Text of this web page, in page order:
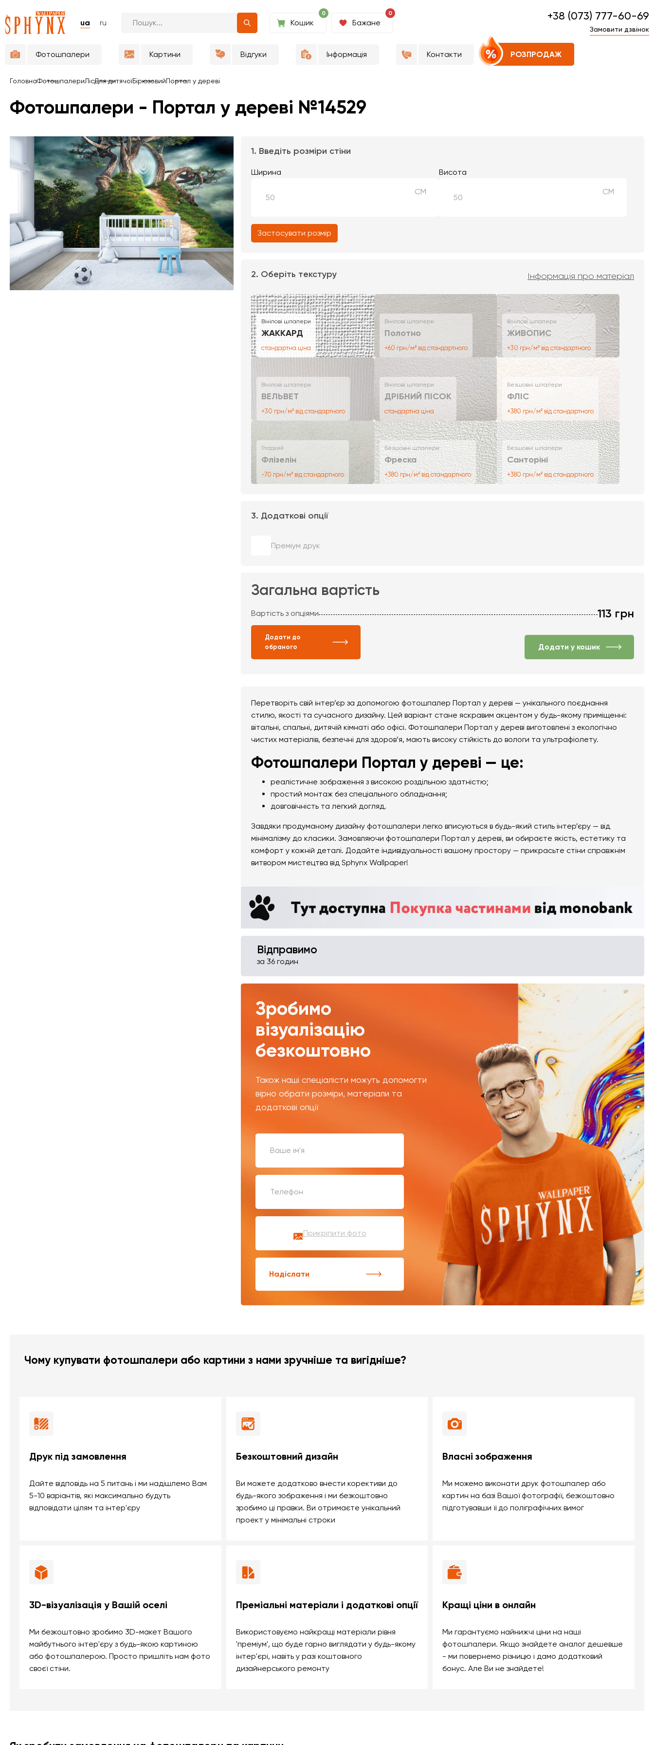
ua ru
0
Кошик
0
Бажане
+38 (073) 777-60-69
Замовити дзвінок
Фотошпалери Картини Відгуки Інформація Контакти РОЗПРОДАЖ
ГоловнаФотошпалериЛісДля дитячоїБірюзовийПортал у дереві
Фотошпалери - Портал у дереві №14529
1. Введіть розміри стіни
Ширина
СМ
Висота
СМ
Застосувати розмір
2. Оберіть текстуру Інформація про матеріал
Вінілові шпалери
ЖАККАРД
стандартна ціна
Вінілові шпалери
Полотно
+60 грн/м² від стандартного
Вінілові шпалери
ЖИВОПИС
+30 грн/м² від стандартного
Вінілові шпалери
ВЕЛЬВЕТ
+30 грн/м² від стандартного
Вінілові шпалери
ДРІБНИЙ ПІСОК
стандартна ціна
Безшовні шпалери
ФЛІС
+380 грн/м² від стандартного
Гладкий
Флізелін
-70 грн/м² від стандартного
Безшовні шпалери
Фреска
+380 грн/м² від стандартного
Безшовні шпалери
Санторіні
+380 грн/м² від стандартного
3. Додаткові опції
Преміум друк
Загальна вартість
Вартість з опціями 113 грн
Додати до
обраного
Додати у кошик
Перетворіть свій інтер’єр за допомогою фотошпалер Портал у дереві — унікального поєднання
стилю, якості та сучасного дизайну. Цей варіант стане яскравим акцентом у будь-якому приміщенні:
вітальні, спальні, дитячій кімнаті або офісі. Фотошпалери Портал у дереві виготовлені з екологічно
чистих матеріалів, безпечні для здоров’я, мають високу стійкість до вологи та ультрафіолету.
Фотошпалери Портал у дереві — це:
реалістичне зображення з високою роздільною здатністю;
простий монтаж без спеціального обладнання;
довговічність та легкий догляд.
Завдяки продуманому дизайну фотошпалери легко вписуються в будь-який стиль інтер’єру — від
мінімалізму до класики. Замовляючи фотошпалери Портал у дереві, ви обираєте якість, естетику та
комфорт у кожній деталі. Додайте індивідуальності вашому простору — прикрасьте стіни справжнім
витвором мистецтва від Sphynx Wallpaper!
Відправимо
за 36 годин
Зробимо
візуалізацію
безкоштовно
Також наші спеціалісти можуть допомогти
вірно обрати розміри, матеріали та
додаткові опції
Прикріпити фото
Надіслати
Чому купувати фотошпалери або картини з нами зручніше та вигідніше?
Друк під замовлення
Дайте відповідь на 5 питань і ми надішлемо Вам
5-10 варіантів, які максимально будуть
відповідати цілям та інтер'єру
Безкоштовний дизайн
Ви можете додатково внести корективи до
будь-якого зображення і ми безкоштовно
зробимо ці правки. Ви отримаєте унікальний
проект у мінімальні строки
Власні зображення
Ми можемо виконати друк фотошпалер або
картин на базі Вашої фотографії, безкоштовно
підготувавши її до поліграфічних вимог
3D-візуалізація у Вашій оселі
Ми безкоштовно зробимо 3D-макет Вашого
майбутнього інтер'єру з будь-якою картиною
або фотошпалерою. Просто пришліть нам фото
своєї стіни.
Преміальні матеріали і додаткові опції
Використовуємо найкращі матеріали рівня
'преміум', що буде гарно виглядати у будь-якому
інтер'єрі, навіть у разі коштовного
дизайнерського ремонту
Кращі ціни в онлайн
Ми гарантуємо найнижчі ціни на наші
фотошпалери. Якщо знайдете аналог дешевше
- ми повернемо різницю і дамо додатковий
бонус. Але Ви не знайдете!